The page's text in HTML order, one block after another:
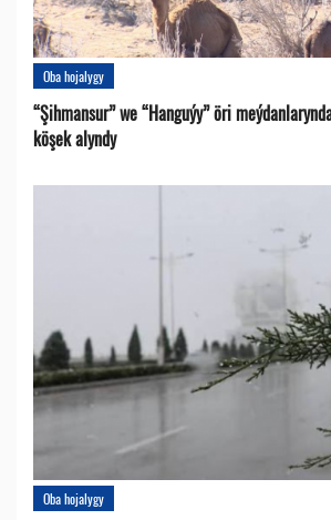
Oba hojalygy
“Şihmansur” we “Hanguýy” öri
köşek alyndy
Oba hojalygy